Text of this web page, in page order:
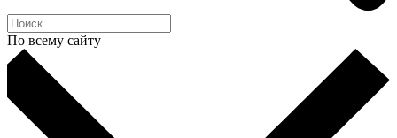
По всему сайту